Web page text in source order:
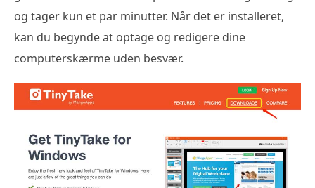
og tager kun et par minutter. Når det er installeret,
kan du begynde at optage og redigere dine
computerskærme uden besvær.